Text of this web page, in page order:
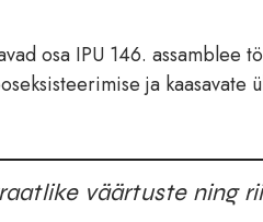
osa IPU 146. assamblee
ja kaasavate
väärtuste ning